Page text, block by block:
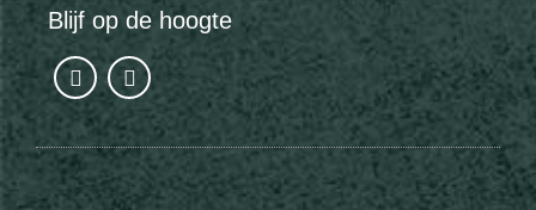
Blijf op de hoogte